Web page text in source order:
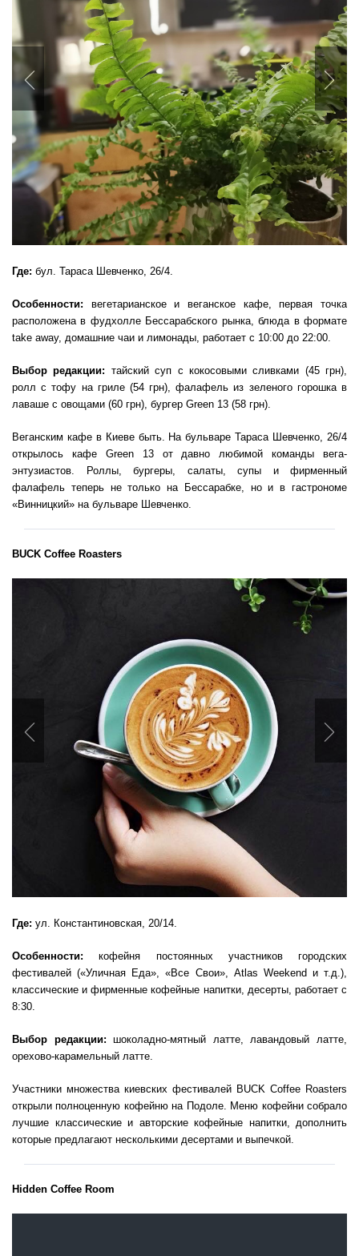
Previous
Где: бул. Тараса Шевченко, 26/4.
Особенности: вегетарианское и веганское кафе, первая точка
расположена в фудхолле Бессарабского рынка, блюда в формате
take away, домашние чаи и лимонады, работает с 10:00 до 22:00.
Выбор редакции: тайский суп с кокосовыми сливками (45 грн),
ролл с тофу на гриле (54 грн), фалафель из зеленого горошка в
лаваше с овощами (60 грн), бургер Green 13 (58 грн).
Веганским кафе в Киеве быть. На бульваре Тараса Шевченко, 26/4
открылось кафе Green 13 от давно любимой команды вега-
энтузиастов. Роллы, бургеры, салаты, супы и фирменный
фалафель теперь не только на Бессарабке, но и в гастрономе
«Винницкий» на бульваре Шевченко.
BUCK Coffee Roasters
Где: ул. Константиновская, 20/14.
Особенности:кофейня постоянных участников городских
фестивалей («Уличная Еда», «Все Свои», Atlas Weekend и т.д.),
классические и фирменные кофейные напитки, десерты, работает с
8:30.
Выбор редакции:шоколадно-мятный латте, лавандовый латте,
орехово-карамельный латте.
Участники множества киевских фестивалей BUCK Coffee Roasters
открыли полноценную кофейню на Подоле. Меню кофейни собрало
лучшие классические и авторские кофейные напитки, дополнить
которые предлагают несколькими десертами и выпечкой.
Hidden Coffee Room